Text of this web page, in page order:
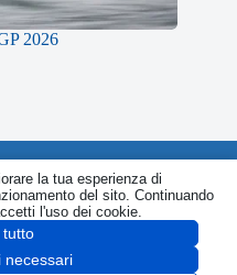
2026
SEGNALA
la tua esperienza di
del sito. Continuando
l'uso dei cookie.
tutto
necessari